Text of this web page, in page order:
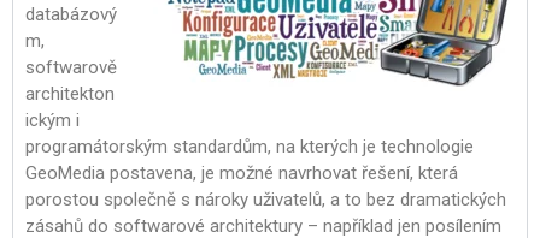
databázový
m,
softwarově
architekton
ickým i
programátorským standardům, na kterých je technologie
GeoMedia postavena, je možné navrhovat řešení, která
porostou společně s nároky uživatelů, a to bez dramatických
zásahů do softwarové architektury – například jen posílením